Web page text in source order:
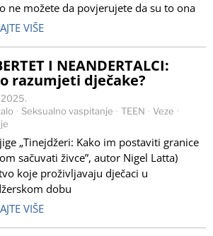
ne možete da povjerujete da su to ona
VIŠE
I NEANDERTALCI:
razumjeti dječake?
· Seksualno vaspitanje · TEEN · Veze ·
„Tinejdžeri: Kako im postaviti granice
sačuvati živce”, autor Nigel Latta)
koje proživljavaju dječaci u
dobu
VIŠE